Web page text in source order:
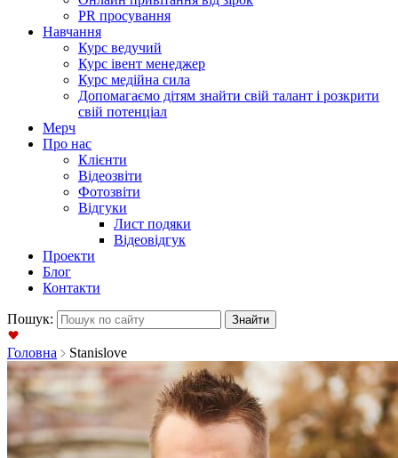
PR просування
Навчання
Курс ведучий
Курс івент менеджер
Курс медійна сила
Допомагаємо дітям знайти свій талант і розкрити
свій потенціал
Мерч
Про нас
Клієнти
Відеозвіти
Фотозвіти
Відгуки
Лист подяки
Відеовідгук
Проекти
Блог
Контакти
Пошук:
Головна Stanislove